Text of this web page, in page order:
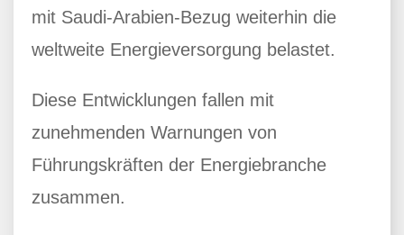
mit Saudi-Arabien-Bezug weiterhin die
weltweite Energieversorgung belastet.
Diese Entwicklungen fallen mit
zunehmenden Warnungen von
Führungskräften der Energiebranche
zusammen.